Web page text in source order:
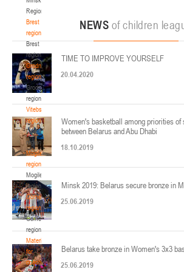
Region
Brest
region
Brest
region
Grodno
region
Grodno
region
Vitebsk
region
Vitebsk
region
Mogilev
region
Mogilev
region
Gomel
region
Gomel
region
Materials
for
coaches
ул. Ленинградская, 4
Финал четырех – юноши 2014-2015 гг.р., Дивизион 2,
Минск, ул. Стадионная, 3
U-12, девушки
V тур – девушки 2014-2015 гг.р., Дивизион 1, 17-19
ул. Б.Хмельницкого, 118а
Финал 4-х – девушки 2010-2011 гг.р., Дивизион 2, 14-16
Минск, ул. Стадионная, 3
NEWS of children
TIME TO IMPROVE YOURSELF
20.04.2020
Women's basketball among priorities of
between Belarus and Abu Dhabi
18.10.2019
Minsk 2019: Belarus secure bronze in
25.06.2019
Belarus take bronze in Women's 3x3
25.06.2019